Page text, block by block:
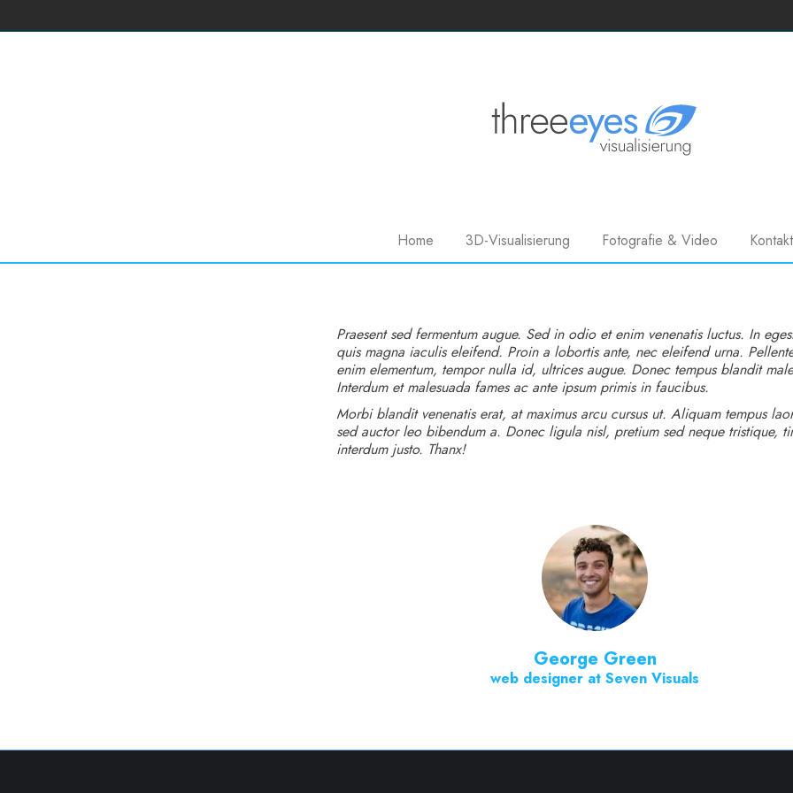
Home 3D-Visualisierung Fotografie & Video Kontakt
Praesent sed fermentum augue. Sed in odio et enim venenatis luctus. In
quis magna iaculis eleifend. Proin a lobortis ante, nec eleifend urna.
enim elementum, tempor nulla id, ultrices augue. Donec tempus blandit
Interdum et malesuada fames ac ante ipsum primis in faucibus.
Morbi blandit venenatis erat, at maximus arcu cursus ut. Aliquam tempus
sed auctor leo bibendum a. Donec ligula nisl, pretium sed neque tristique,
interdum justo. Thanx!
George Green
web designer at Seven Visuals